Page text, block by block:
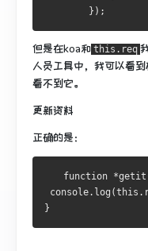
        });
但是在koa和 this.req
人员工具中，我可以看
看不到它。
更新资料
正确的是：
function
}